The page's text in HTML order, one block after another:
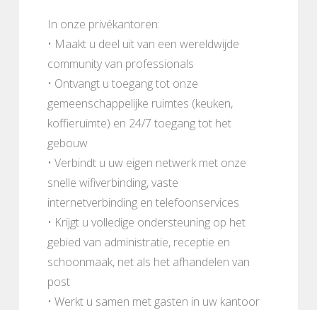
In onze privékantoren:
• Maakt u deel uit van een wereldwijde
community van professionals
• Ontvangt u toegang tot onze
gemeenschappelijke ruimtes (keuken,
koffieruimte) en 24/7 toegang tot het
gebouw
• Verbindt u uw eigen netwerk met onze
snelle wifiverbinding, vaste
internetverbinding en telefoonservices
• Krijgt u volledige ondersteuning op het
gebied van administratie, receptie en
schoonmaak, net als het afhandelen van
post
• Werkt u samen met gasten in uw kantoor